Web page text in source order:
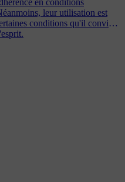
en conditions
leur utilisation est
conditions qu'il convient